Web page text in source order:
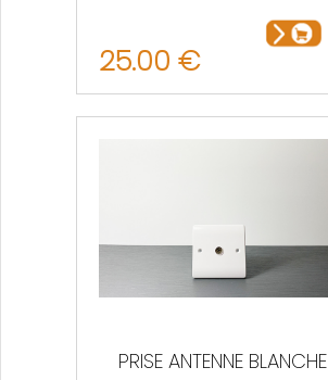
25.00 €
PRISE ANTENNE BLANCHE